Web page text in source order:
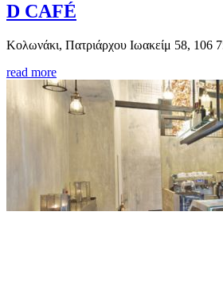
D CAFÉ
Κολωνάκι, Πατριάρχου Ιωακείμ 58, 106
read more